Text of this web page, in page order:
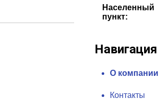
Населенный
пункт:
Навигация
О компании
Контакты